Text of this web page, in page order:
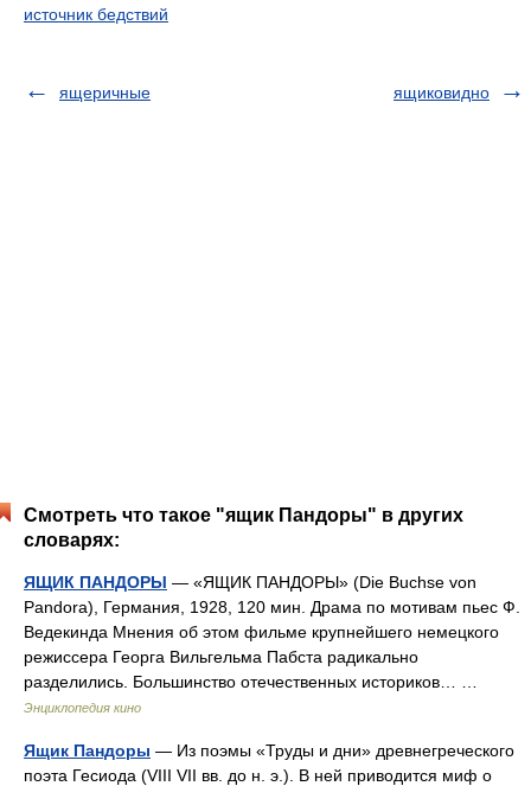
источник бедствий
ящеричные ящиковидно
Смотреть что такое "ящик Пандоры" в других
словарях:
ЯЩИК ПАНДОРЫ — «ЯЩИК ПАНДОРЫ» (Die Buchse von
Pandora), Германия, 1928, 120 мин. Драма по мотивам пьес Ф.
Ведекинда Мнения об этом фильме крупнейшего немецкого
режиссера Георга Вильгельма Пабста радикально
разделились. Большинство отечественных историков… …
Энциклопедия кино
Ящик Пандоры — Из поэмы «Труды и дни» древнегреческого
поэта Гесиода (VIII VII вв. до н. э.). В ней приводится миф о